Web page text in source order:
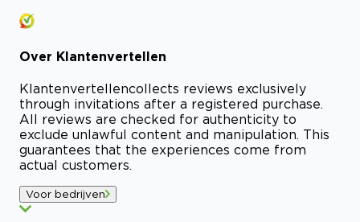
Over Klantenvertellen
Klantenvertellencollects reviews exclusively
through invitations after a registered purchase.
All reviews are checked for authenticity to
exclude unlawful content and manipulation. This
guarantees that the experiences come from
actual customers.
Voor bedrijven